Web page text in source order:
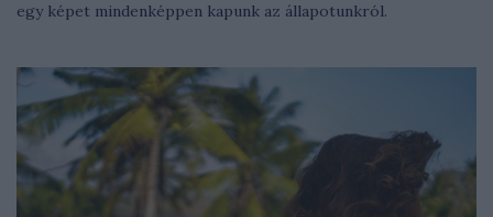
egy képet mindenképpen kapunk az állapotunkról.